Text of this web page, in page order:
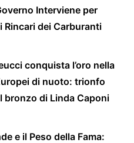
Interviene per
Rincari dei Carburanti
conquista l’oro nella
di nuoto: trionfo
bronzo di Linda Caponi
e il Peso della Fama: